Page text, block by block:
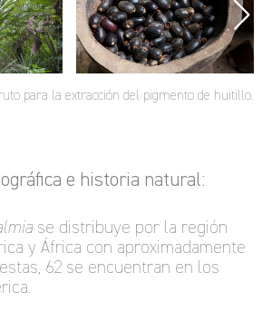
para la extracción del pigmento de huitillo.
e historia natural:
se distribuye por la región
y África con aproximadamente
62 se encuentran en los